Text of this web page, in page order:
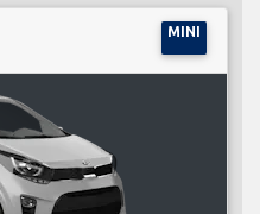
MINI